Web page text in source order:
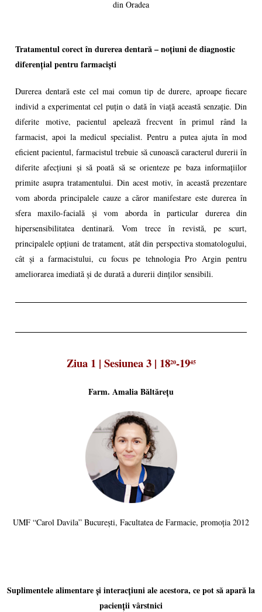
din Oradea
Tratamentul corect în durerea dentară – noțiuni de diagnostic
diferențial pentru farmaciști
Durerea dentară este cel mai comun tip de durere, aproape fiecare
individ a experimentat cel puțin o dată în viață această senzație. Din
diferite motive, pacientul apelează frecvent în primul rând la
farmacist, apoi la medicul specialist. Pentru a putea ajuta în mod
eficient pacientul, farmacistul trebuie să cunoască caracterul durerii în
diferite afecțiuni și să poată să se orienteze pe baza informațiilor
primite asupra tratamentului. Din acest motiv, în această prezentare
vom aborda principalele cauze a căror manifestare este durerea în
sfera maxilo-facială și vom aborda în particular durerea din
hipersensibilitatea dentinară. Vom trece în revistă, pe scurt,
principalele opțiuni de tratament, atât din perspectiva stomatologului,
cât și a farmacistului, cu focus pe tehnologia Pro Argin pentru
ameliorarea imediată și de durată a durerii dinților sensibili.
Ziua 1 | Sesiunea 3 | 1820-1945
Farm. Amalia Băltărețu
UMF “Carol Davila” București, Facultatea de Farmacie, promoția 2012
Suplimentele alimentare și interacțiuni ale acestora, ce pot să apară la
pacienții vârstnici